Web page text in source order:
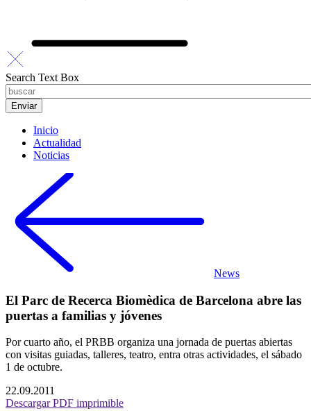
Search Text Box
Inicio
Actualidad
Noticias
News
El Parc de Recerca Biomèdica de Barcelona abre las
puertas a familias y jóvenes
Por cuarto año, el PRBB organiza una jornada de puertas abiertas
con visitas guiadas, talleres, teatro, entra otras actividades, el sábado
1 de octubre.
22.09.2011
Descargar PDF imprimible